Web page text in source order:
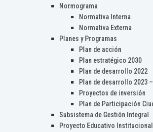
Normograma
Normativa Interna
Normativa Externa
Planes y Programas
Plan de acción
Plan estratégico 2030
Plan de desarrollo 2022
Plan de desarrollo 2023
Proyectos de inversión
Plan de Participación
Subsistema de Gestión Integral
Proyecto Educativo Institucional